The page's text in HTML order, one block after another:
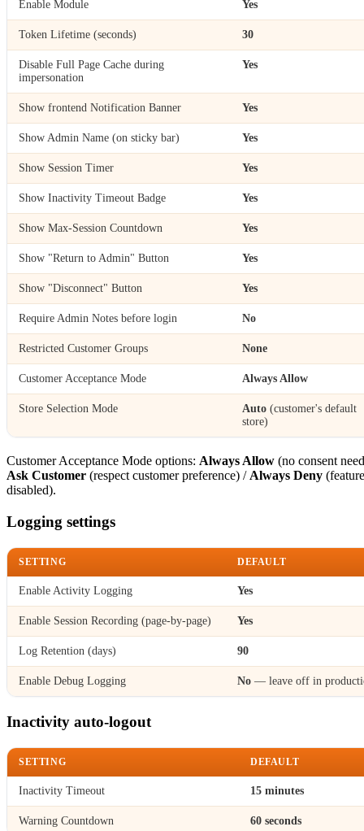
Enable Module Yes
Token Lifetime (seconds) 30
Disable Full Page Cache during
impersonation
Yes
Show frontend Notification Banner Yes
Show Admin Name (on sticky bar) Yes
Show Session Timer Yes
Show Inactivity Timeout Badge Yes
Show Max-Session Countdown Yes
Show "Return to Admin" Button Yes
Show "Disconnect" Button Yes
Require Admin Notes before login No
Restricted Customer Groups None
Customer Acceptance Mode Always Allow
Store Selection Mode Auto (customer's default
store)
Customer Acceptance Mode options: Always Allow (no consent
Ask Customer (respect customer preference) /Always Deny (feature
disabled).
Logging settings
SETTING DEFAULT
Enable Activity Logging Yes
Enable Session Recording (page-by-page) Yes
Log Retention (days) 90
Enable Debug Logging No — leave off in
Inactivity auto-logout
SETTING DEFAULT
Inactivity Timeout 15 minutes
Warning Countdown 60 seconds